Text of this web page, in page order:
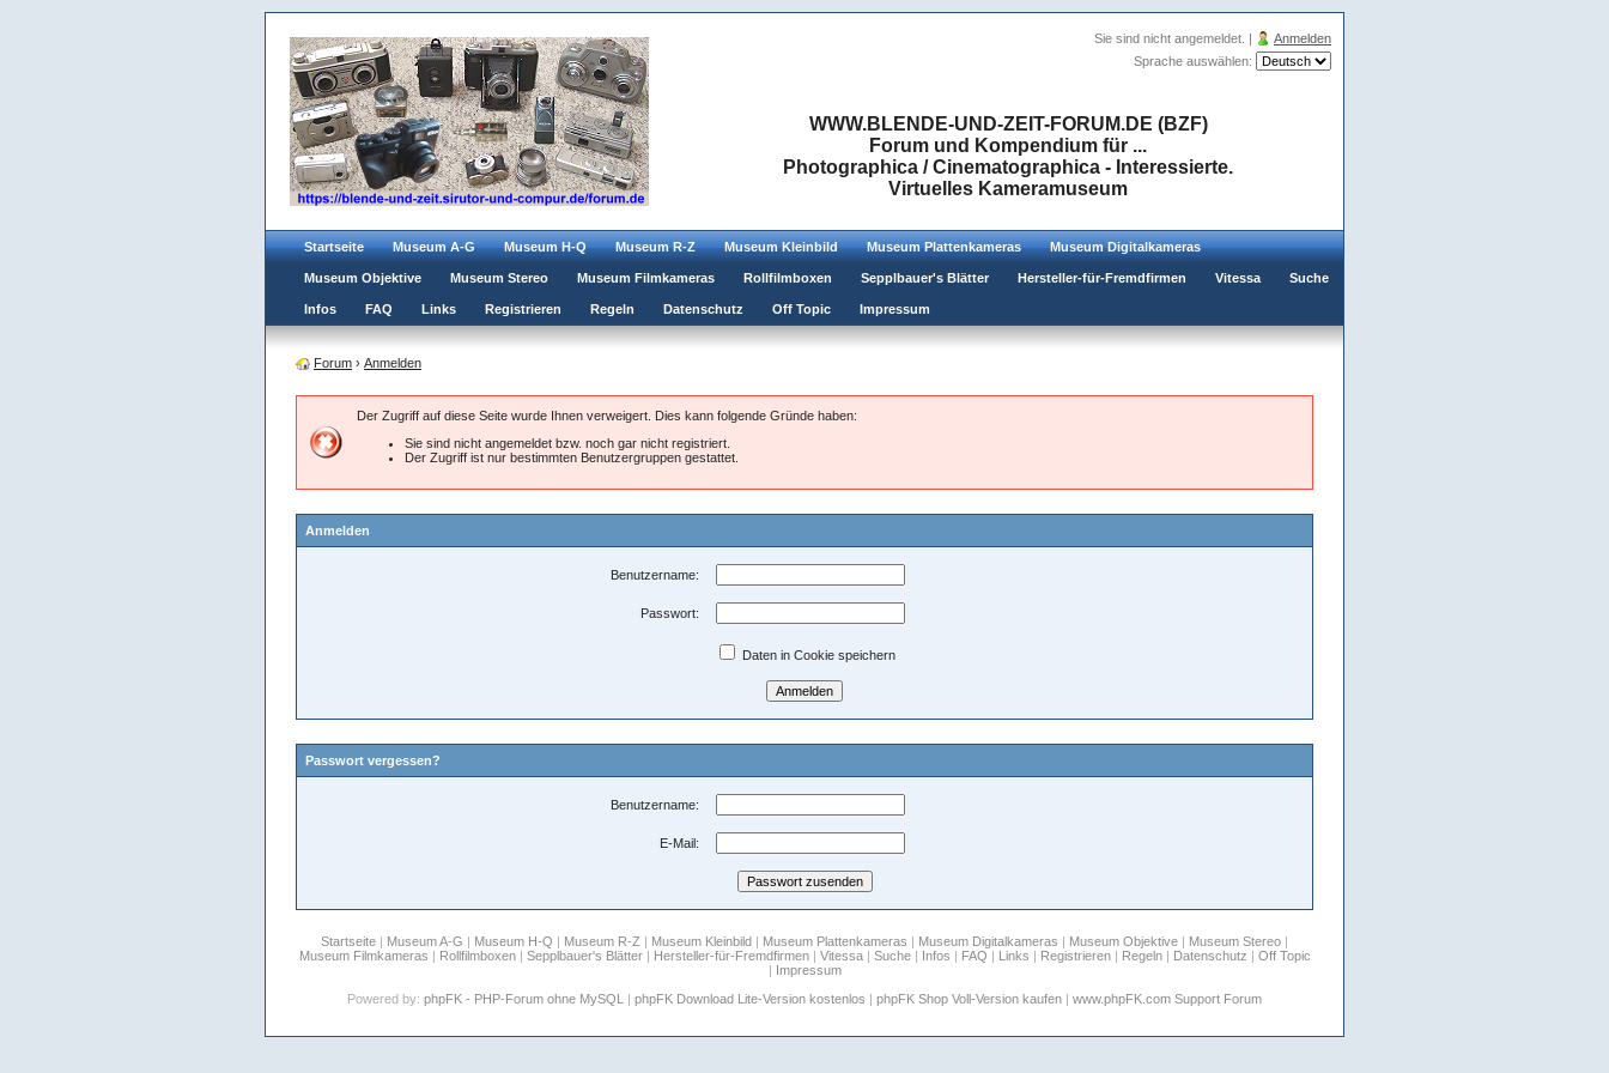
Sie sind nicht angemeldet. |
Anmelden
Sprache auswählen:
WWW.BLENDE-UND-ZEIT-FORUM.DE (BZF)
Forum und Kompendium für ...
Photographica / Cinematographica - Interessierte.
Virtuelles Kameramuseum
Startseite Museum A-G Museum H-Q Museum R-Z Museum Kleinbild Museum Plattenkameras Museum Digitalkameras
Museum Objektive Museum Stereo Museum Filmkameras Rollfilmboxen Sepplbauer's Blätter Hersteller-für-Fremdfirmen Vitessa Suche
Infos FAQ Links Registrieren Regeln Datenschutz Off Topic Impressum
Forum › Anmelden
Der Zugriff auf diese Seite wurde Ihnen verweigert. Dies kann folgende Gründe haben:
Sie sind nicht angemeldet bzw. noch gar nicht registriert.
Der Zugriff ist nur bestimmten Benutzergruppen gestattet.
Anmelden
Benutzername:
Passwort:
Daten in Cookie speichern
Passwort vergessen?
Benutzername:
E-Mail:
Startseite Museum A-G Museum H-Q Museum R-Z Museum Kleinbild Museum Plattenkameras Museum Digitalkameras Museum Objektive Museum Stereo
Museum Filmkameras
Rollfilmboxen| Sepplbauer's Blätter| Hersteller-für-Fremdfirmen| Vitessa| Suche| Infos FAQ Links Registrieren| Regeln| Datenschutz
Off Topic
Impressum
Powered by: phpFK - PHP-Forum ohne MySQL phpFK Download Lite-Version kostenlos phpFK Shop Voll-Version kaufen www.phpFK.com Support Forum